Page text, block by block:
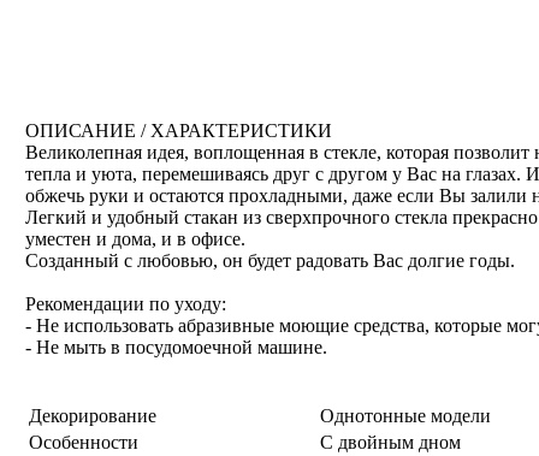
ОПИСАНИЕ / ХАРАКТЕРИСТИКИ
Великолепная идея, воплощенная в стекле, которая
тепла и уюта, перемешиваясь друг с другом у Вас на глазах.
обжечь руки и остаются прохладными, даже если Вы залили
Легкий и удобный стакан из сверхпрочного стекла
уместен и дома, и в офисе.
Созданный с любовью, он будет радовать Вас долгие годы.
Рекомендации по уходу:
- Не использовать абразивные моющие средства, которые
- Не мыть в посудомоечной машине.
Декорирование
Однотонные модели
Особенности
С двойным дном